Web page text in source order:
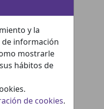
y la
de información
mostrarle
hábitos de
de cookies.